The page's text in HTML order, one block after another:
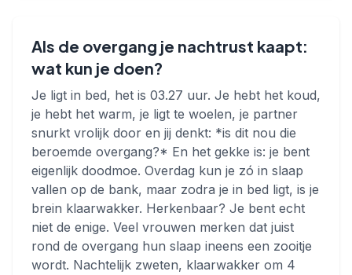
Als de overgang je nachtrust kaapt:
wat kun je doen?
Je ligt in bed, het is 03.27 uur. Je hebt het koud,
je hebt het warm, je ligt te woelen, je partner
snurkt vrolijk door en jij denkt: *is dit nou die
beroemde overgang?* En het gekke is: je bent
eigenlijk doodmoe. Overdag kun je zó in slaap
vallen op de bank, maar zodra je in bed ligt, is je
brein klaarwakker. Herkenbaar? Je bent echt
niet de enige. Veel vrouwen merken dat juist
rond de overgang hun slaap ineens een zooitje
wordt. Nachtelijk zweten, klaarwakker om 4